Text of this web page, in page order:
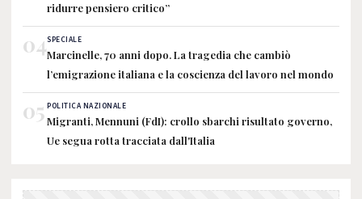
ridurre pensiero critico”
04SPECIALE
Marcinelle, 70 anni dopo. La tragedia che cambiò
l’emigrazione italiana e la coscienza del lavoro nel mondo
05 POLITICA NAZIONALE
Migranti, Mennuni (FdI): crollo sbarchi risultato governo,
Ue segua rotta tracciata dall'Italia